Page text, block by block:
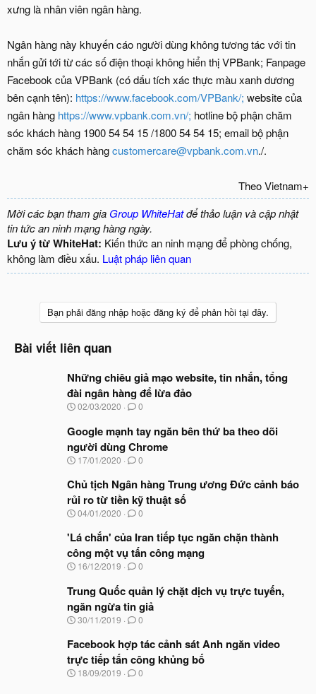
xưng là nhân viên ngân hàng.
Ngân hàng này khuyến cáo người dùng không tương tác với tin
nhắn gửi tới từ các số điện thoại không hiển thị VPBank; Fanpage
Facebook của VPBank (có dấu tích xác thực màu xanh dương
bên cạnh tên): https://www.facebook.com/VPBank/; website của
ngân hàng https://www.vpbank.com.vn/; hotline bộ phận chăm
sóc khách hàng 1900 54 54 15 /1800 54 54 15; email bộ phận
chăm sóc khách hàngcustomercare@vpbank.com.vn./.
Theo Vietnam+​
Mời các bạn tham gia Group WhiteHatđể thảo luận và cập nhật
tin tức an ninh mạng hàng ngày.
Lưu ý từ WhiteHat: Kiến thức an ninh mạng để phòng chống,
không làm điều xấu. Luật pháp liên quan
Bạn phải đăng nhập hoặc đăng ký để phản hồi tại đây.
Bài viết liên quan
Những chiêu giả mạo website, tin nhắn, tổng
đài ngân hàng để lừa đảo
N
à
y
b
ắ
đ
ầ
u
02/03/2020 0
Google mạnh tay ngăn bên thứ ba theo dõi
người dùng Chrome
N
à
b
ắ
đ
ầ
u
17/01/2020 0
Chủ tịch Ngân hàng Trung ương Đức cảnh báo
rủi ro từ tiền kỹ thuật số
N
à
b
ắ
đ
ầ
u
04/01/2020 0
'Lá chắn' của Iran tiếp tục ngăn chặn thành
công một vụ tấn công mạng
N
à
y
b
ắ
đ
ầ
u
16/12/2019 0
Trung Quốc quản lý chặt dịch vụ trực tuyến,
ngăn ngừa tin giả
N
à
b
ắ
30/11/2019 0
Facebook hợp tác cảnh sát Anh ngăn video
trực tiếp tấn công khủng bố
N
18/09/2019 0